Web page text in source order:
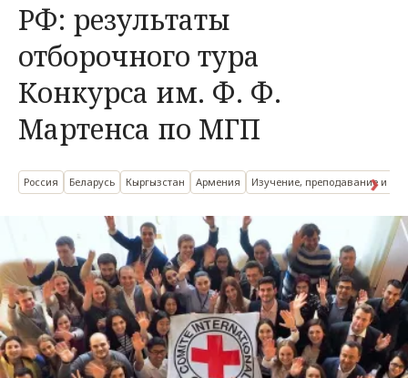
РФ: результаты
отборочного тура
Конкурса им. Ф. Ф.
Мартенса по МГП
Россия Беларусь Кыргызстан Армения Изучение, преподавание и